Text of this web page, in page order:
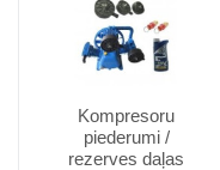
Kompresoru
piederumi /
rezerves daļas